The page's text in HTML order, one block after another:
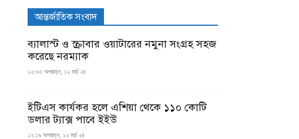
আন্তর্জাতিক সংবাদ
ব্যালাস্ট ও স্ক্রাবার ওয়াটারের নমুনা সংগ্রহ সহজ
করেছে নরম্যাক
১২:৩৩ অপরাহ্ন, ১২ মার্চ ২৪
ইটিএস কার্যকর হলে এশিয়া থেকে ১১০ কোটি
ডলার ট্যাক্স পাবে ইইউ
১২:১৯ অপরাহ্ন, ১২ মার্চ ২৪